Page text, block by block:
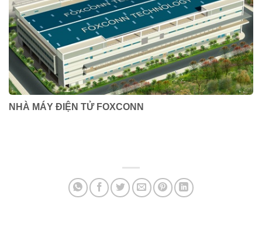
NHÀ MÁY ĐIỆN TỬ FOXCONN